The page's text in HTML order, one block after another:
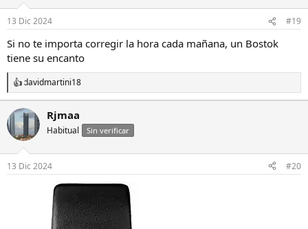
n
e
s
:
13 Dic 2024 #19
Si no te importa corregir la hora cada mañana, un Bostok
tiene su encanto
R
e
a
c
o
n
e
davidmartini18
Rjmaa
Habitual Sin verificar
13 Dic 2024 #20